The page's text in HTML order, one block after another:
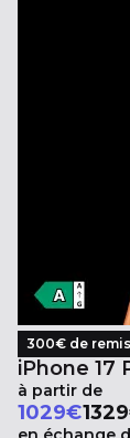
300€ de
iPhone 17
à partir de
1029€Au